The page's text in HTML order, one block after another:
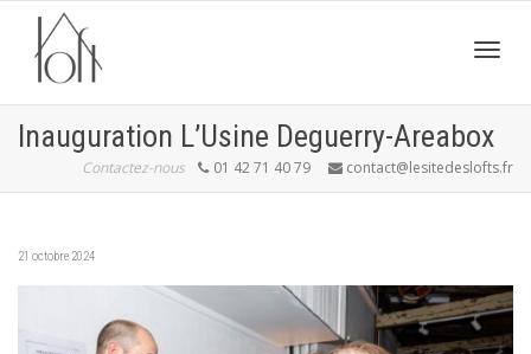
Inauguration L’Usine Deguerry-Areabox
Contactez-nous 01 42 71 40 79 contact@lesitedeslofts.fr
21 octobre 2024